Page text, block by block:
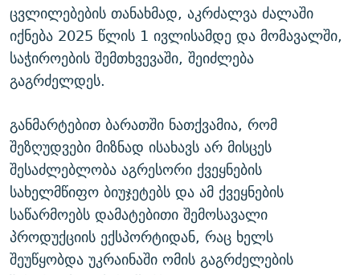
ცვლილებების თანახმად, აკრძალვა ძალაში
იქნება 2025 წლის 1 ივლისამდე და მომავალში,
საჭიროების შემთხვევაში, შეიძლება
გაგრძელდეს.
განმარტებით ბარათში ნათქვამია, რომ
შეზღუდვები მიზნად ისახავს არ მისცეს
შესაძლებლობა აგრესორი ქვეყნების
სახელმწიფო ბიუჯეტებს და ამ ქვეყნების
საწარმოებს დამატებითი შემოსავალი
პროდუქციის ექსპორტიდან, რაც ხელს
შეუწყობდა უკრაინაში ომის გაგრძელების